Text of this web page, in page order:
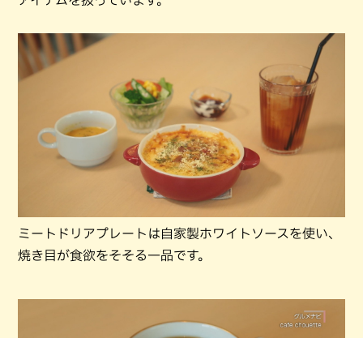
ミートドリアプレートは自家製ホワイトソースを使い、
焼き目が食欲をそそる一品です。